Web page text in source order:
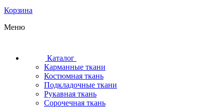
Корзина
Меню
Каталог
Карманные ткани
Костюмная ткань
Подкладочные ткани
Рукавная ткань
Сорочечная ткань